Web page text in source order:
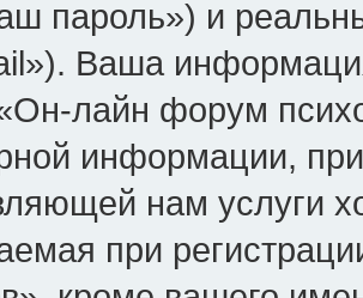
пароль») и
Ваша
лайн форум
информации,
нам услуги
при